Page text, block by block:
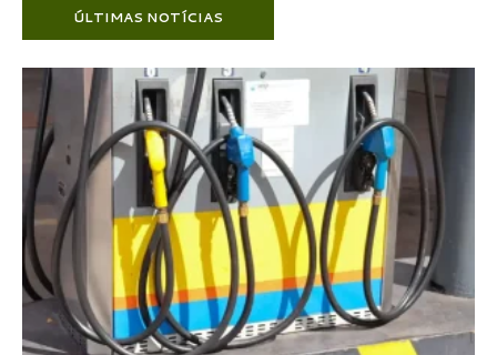
ÚLTIMAS NOTÍCIAS